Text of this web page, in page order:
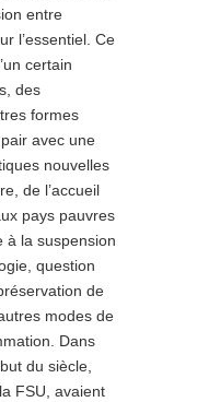
entre
l’essentiel. Ce
certain
des
formes
avec une
nouvelles
de l’accueil
pays pauvres
la suspension
question
de
modes de
Dans
du siècle,
FSU, avaient